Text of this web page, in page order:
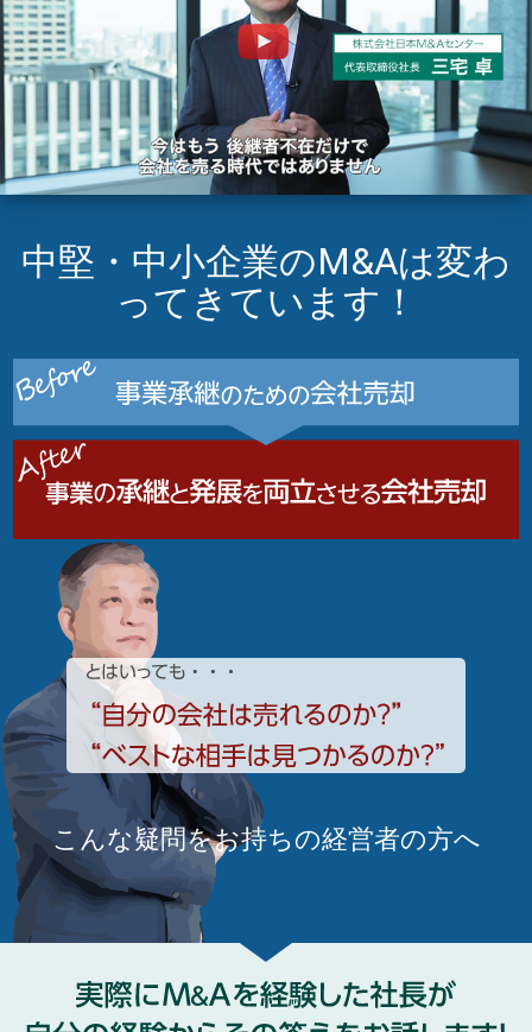
中堅・中小企業のM&Aは変わ
ってきています！
こんな疑問をお持ちの経営者の方へ